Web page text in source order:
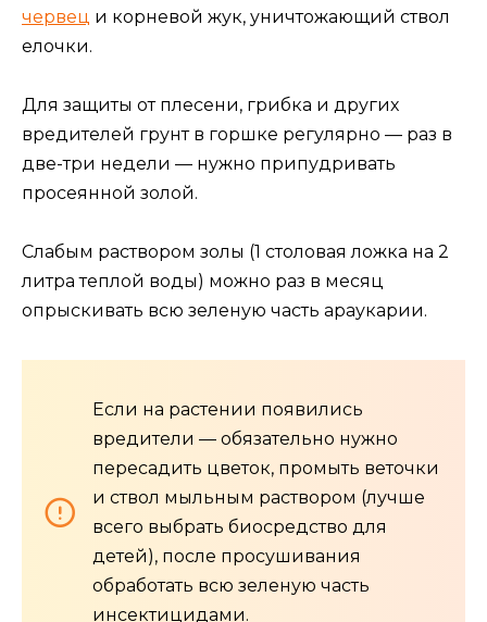
червец и корневой жук, уничтожающий ствол
елочки.
Для защиты от плесени, грибка и других
вредителей грунт в горшке регулярно — раз в
две-три недели — нужно припудривать
просеянной золой.
Слабым раствором золы (1 столовая ложка на 2
литра теплой воды) можно раз в месяц
опрыскивать всю зеленую часть араукарии.
Если на растении появились
вредители — обязательно нужно
пересадить цветок, промыть веточки
и ствол мыльным раствором (лучше
всего выбрать биосредство для
детей), после просушивания
обработать всю зеленую часть
инсектицидами.